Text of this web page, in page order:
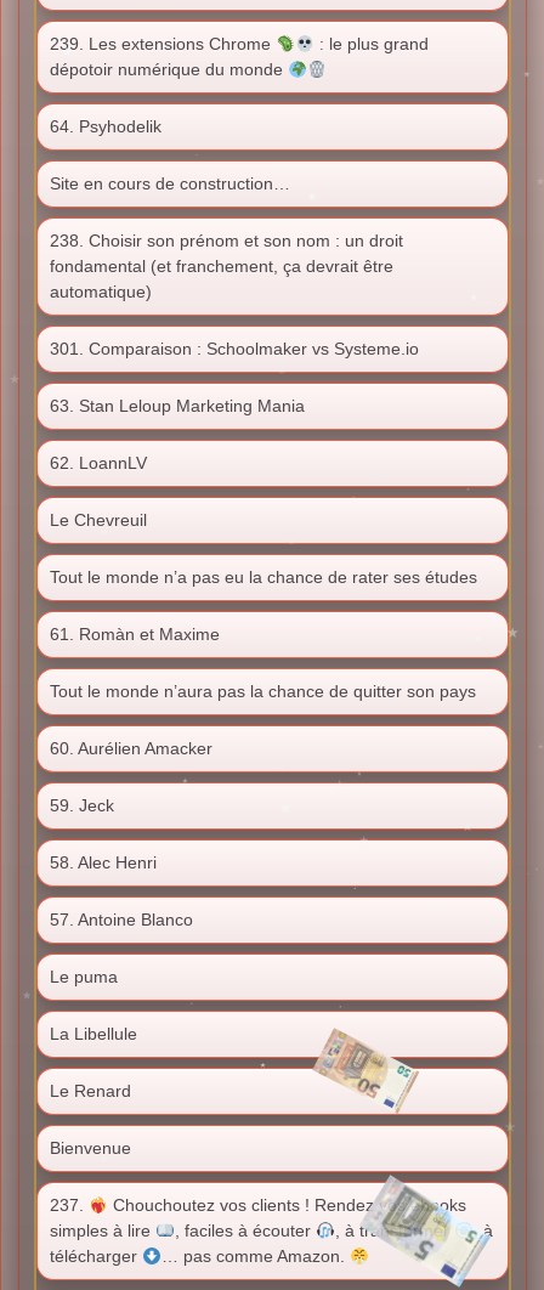
239. Les extensions Chrome
: le plus grand
dépotoir numérique du monde
64. Psyhodelik
Site en cours de construction…
238. Choisir son prénom et son nom : un droit
fondamental (et franchement, ça devrait être
automatique)
301. Comparaison : Schoolmaker vs Systeme.io
63. Stan Leloup Marketing Mania
62. LoannLV
Le Chevreuil
Tout le monde n’a pas eu la chance de rater ses études
61. Romàn et Maxime
Tout le monde n’aura pas la chance de quitter son pays
60. Aurélien Amacker
59. Jeck
58. Alec Henri
57. Antoine Blanco
Le puma
La Libellule
Le Renard
Bienvenue
237.
Chouchoutez vos clients ! Rendez vos ebooks
simples à lire
, faciles à écouter , à transformer
, à
télécharger
… pas comme Amazon.